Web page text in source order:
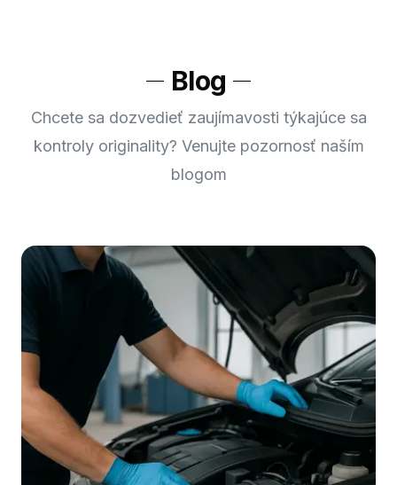
Blog
Chcete sa dozvedieť zaujímavosti týkajúce sa
kontroly originality? Venujte pozornosť naším
blogom